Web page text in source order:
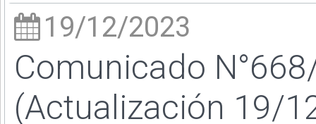
19/12/2023
Comunicado
(Actualización 19/